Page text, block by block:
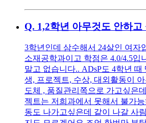
Q. 1,2학년 아무것도 안하고
3학년인데 삼수해서 24살인 여자
소재공학과이고 학점은 4.0/4.5입
말고 없습니다.. ADsP도 4학년
생, 프로젝트, 수상, 대외활동이
도체 , 품질관리쪽으로 가고싶은
젝트는 저희과에서 못해서 불가
동도 나가고싶은데 같이 나갈 사